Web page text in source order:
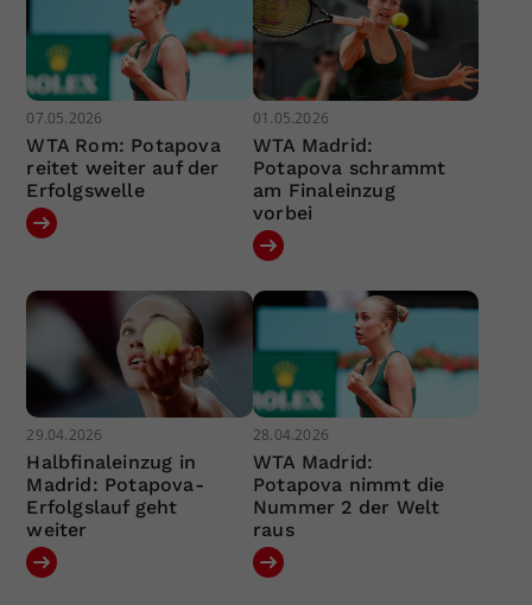
07.05.2026
WTA Rom: Potapova
reitet weiter auf der
Erfolgswelle
01.05.2026
WTA Madrid:
Potapova schrammt
am Finaleinzug
vorbei
29.04.2026
Halbfinaleinzug in
Madrid: Potapova-
Erfolgslauf geht
weiter
28.04.2026
WTA Madrid:
Potapova nimmt die
Nummer 2 der Welt
raus